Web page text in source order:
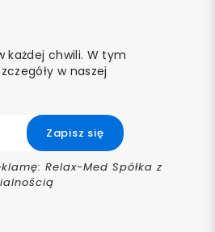
każdej chwili. W tym
w naszej
Relax-Med Spółka z